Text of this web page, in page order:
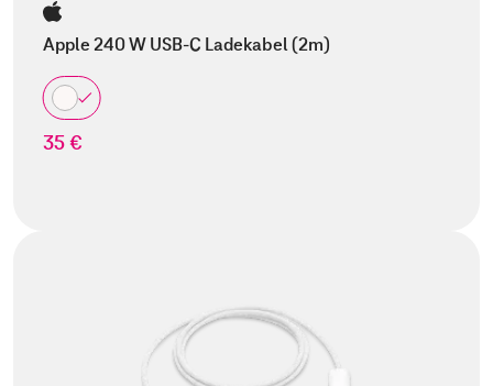
Apple 240 W USB-C Ladekabel (2m)
35 €